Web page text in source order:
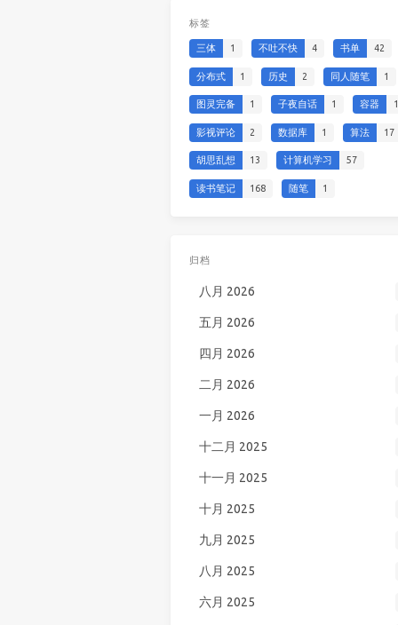
标签
三体 1 不吐不快 4 书单 42
分布式 1 历史 2 同人随笔 1
图灵完备 1 子夜自话 1 容器 1
影视评论 2 数据库 1 算法 17
胡思乱想 13 计算机学习 57
读书笔记 168 随笔 1
归档
八月 2026
五月 2026
四月 2026
二月 2026
一月 2026
十二月 2025
十一月 2025
十月 2025
九月 2025
八月 2025
六月 2025